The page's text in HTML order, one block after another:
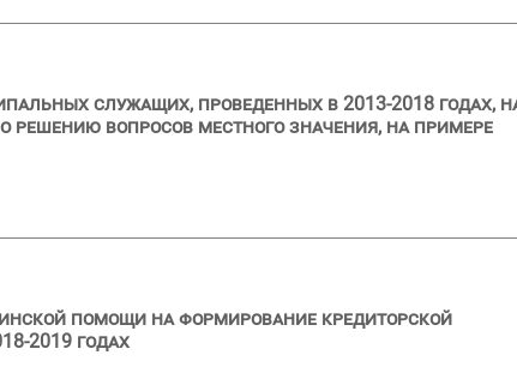
служащих, проведенных в 2013-2018 годах,
вопросов местного значения, на примере
помощи на формирование кредиторской
2019 годах